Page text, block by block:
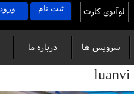
لوآنوی کارت ثبت نام ورود
سرویس ها درباره ما